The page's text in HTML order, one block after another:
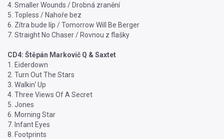
4. Smaller Wounds / Drobná zranění
5. Topless / Nahoře bez
6. Zítra bude líp / Tomorrow Will Be Berger
7. Straight No Chaser / Rovnou z flašky
CD4: Štěpán Markovič Q & Saxtet
1. Eiderdown
2. Turn Out The Stars
3. Walkin‘ Up
4. Three Views Of A Secret
5. Jones
6. Morning Star
7. Infant Eyes
8. Footprints